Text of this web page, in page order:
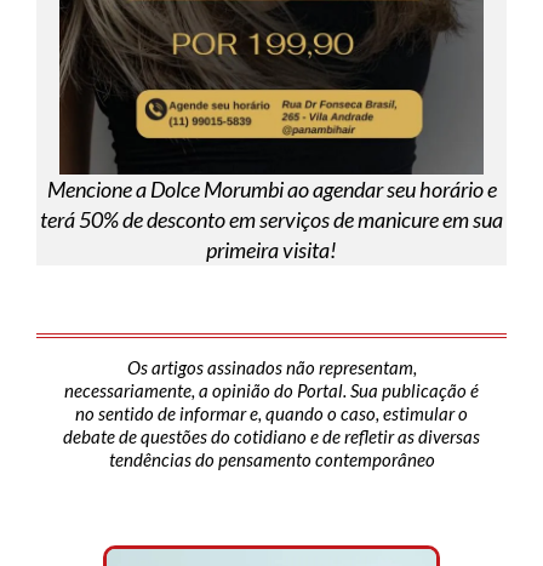
Mencione a Dolce Morumbi ao agendar seu horário e
terá 50% de desconto em serviços de manicure em sua
primeira visita!
Os artigos assinados não representam,
necessariamente, a opinião do Portal. Sua publicação é
no sentido de informar e, quando o caso, estimular o
debate de questões do cotidiano e de refletir as diversas
tendências do pensamento contemporâneo